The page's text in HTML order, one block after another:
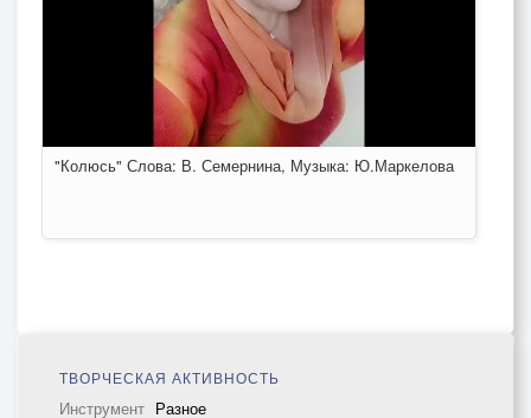
"Колюсь" Слова: В. Семернина, Музыка: Ю.Маркелова
ТВОРЧЕСКАЯ АКТИВНОСТЬ
Инструмент Разное